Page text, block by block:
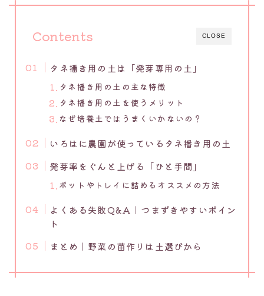
CLOSE
Contents
タネ播き用の土は「発芽専用の土」
タネ播き用の土の主な特徴
タネ播き用の土を使うメリット
なぜ培養土ではうまくいかないの？
いろはに農園が使っているタネ播き用の土
発芽率をぐんと上げる「ひと手間」
ポットやトレイに詰めるオススメの方法
よくある失敗Q&A｜つまずきやすいポイン
ト
まとめ｜野菜の苗作りは土選びから